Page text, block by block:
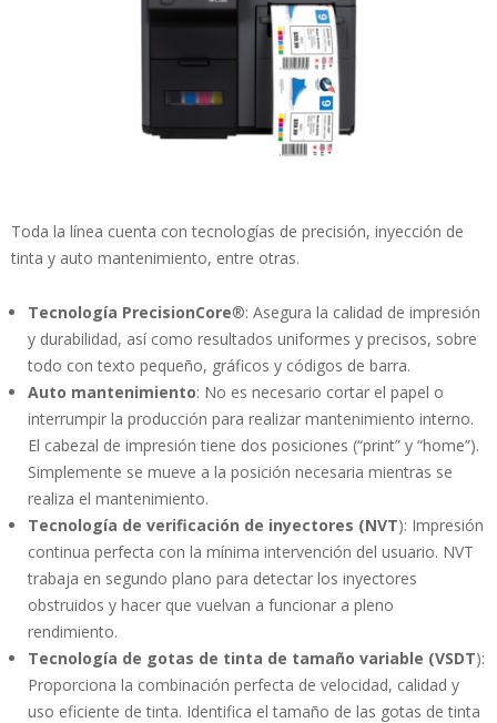
Toda la línea cuenta con tecnologías de precisión, inyección de
tinta y auto mantenimiento, entre otras.
Tecnología PrecisionCore®: Asegura la calidad de impresión
y durabilidad, así como resultados uniformes y precisos, sobre
todo con texto pequeño, gráficos y códigos de barra.
Auto mantenimiento: No es necesario cortar el papel o
interrumpir la producción para realizar mantenimiento interno.
El cabezal de impresión tiene dos posiciones (“print” y “home”).
Simplemente se mueve a la posición necesaria mientras se
realiza el mantenimiento.
Tecnología de verificación de inyectores (NVT): Impresión
continua perfecta con la mínima intervención del usuario. NVT
trabaja en segundo plano para detectar los inyectores
obstruidos y hacer que vuelvan a funcionar a pleno
rendimiento.
Tecnología de gotas de tinta de tamaño variable (VSDT):
Proporciona la combinación perfecta de velocidad, calidad y
uso eficiente de tinta. Identifica el tamaño de las gotas de tinta